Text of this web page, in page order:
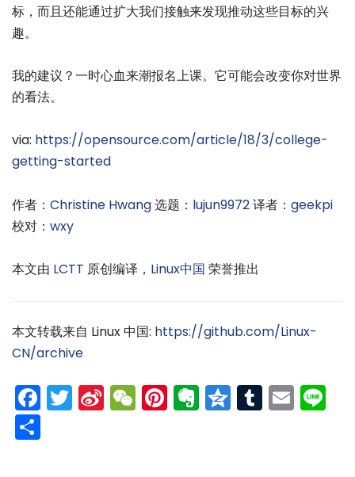
标，而且还能通过扩大我们接触来发现推动这些目标的兴
趣。
我的建议？一时心血来潮报名上课。它可能会改变你对世界
的看法。
via: https://opensource.com/article/18/3/college-
getting-started
作者： Christine Hwang选题： lujun9972译者： geekpi
校对： wxy
本文由 LCTT 原创编译， Linux中国 荣誉推出
本文转载来自 Linux 中国: https://github.com/Linux-
CN/archive
Facebook
Twitter
Sina
Weibo
WeChat
Pinterest
Evernote
Qzone
Tumblr